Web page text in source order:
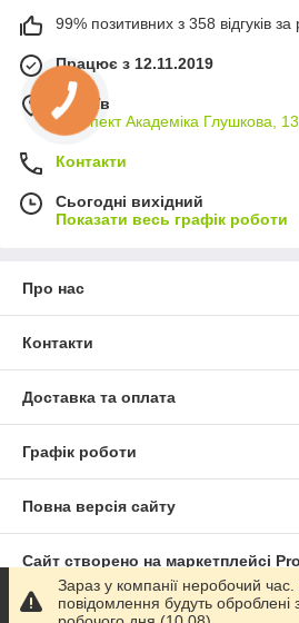
99% позитивних з 358 відгуків за
Працює з 12.11.2019
м. Київ
проспект Академіка Глушкова,
Контакти
Сьогодні вихідний
Показати весь графік роботи
Про нас
Контакти
Доставка та оплата
Графік роботи
Повна версія сайту
Сайт створено на маркетплейсі
Політика конфіденційності
Зараз у компанії неробочий
повідомлення будуть